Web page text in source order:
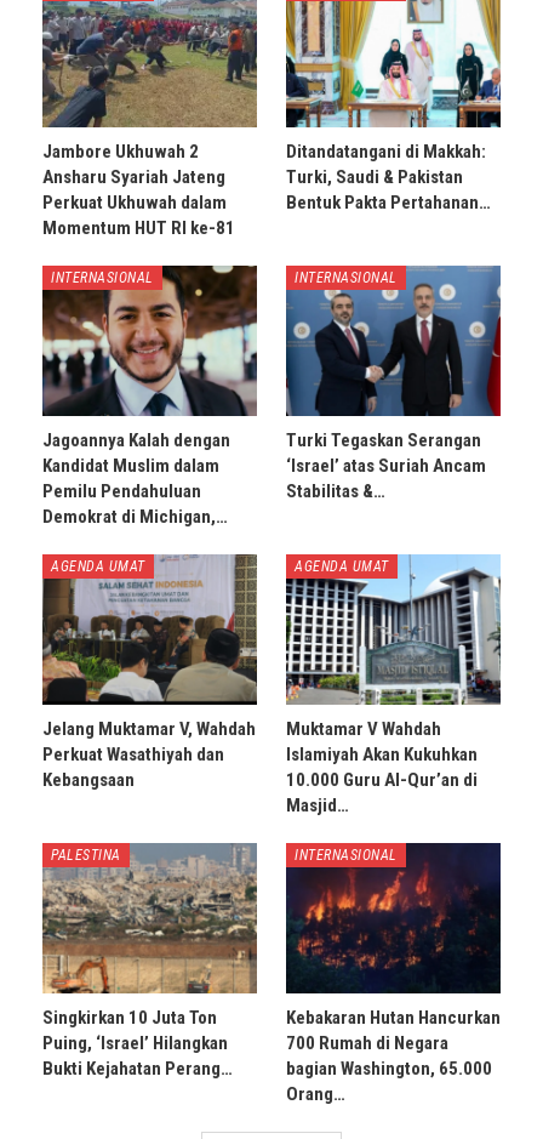
Jambore Ukhuwah 2
Ansharu Syariah Jateng
Perkuat Ukhuwah dalam
Momentum HUT RI ke-81
Ditandatangani di Makkah:
Turki, Saudi & Pakistan
Bentuk Pakta Pertahanan…
INTERNASIONAL
Jagoannya Kalah dengan
Kandidat Muslim dalam
Pemilu Pendahuluan
Demokrat di Michigan,…
INTERNASIONAL
Turki Tegaskan Serangan
‘Israel’ atas Suriah Ancam
Stabilitas &…
AGENDA UMAT
Jelang Muktamar V, Wahdah
Perkuat Wasathiyah dan
Kebangsaan
AGENDA UMAT
Muktamar V Wahdah
Islamiyah Akan Kukuhkan
10.000 Guru Al-Qur’an di
Masjid…
PALESTINA
Singkirkan 10 Juta Ton
Puing, ‘Israel’ Hilangkan
Bukti Kejahatan Perang…
INTERNASIONAL
Kebakaran Hutan Hancurkan
700 Rumah di Negara
bagian Washington, 65.000
Orang…